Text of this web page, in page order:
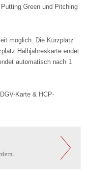
Green und Pitching
möglich. Die Kurzplatz
Halbjahreskarte endet
automatisch nach 1
Karte & HCP-